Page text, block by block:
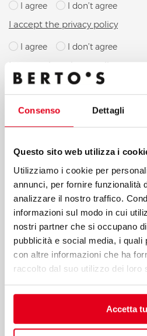
Consenso Dettagli
Questo sito web utilizza i
Utilizziamo i cookie per
annunci, per fornire funzionalità
analizzare il nostro traffico.
informazioni sul modo in cui
nostri partner che si occupano
pubblicità e social media, i quali
con altre informazioni che ha
raccolto dal suo utilizzo dei loro
Accetta
I agree I don’t agree
I accept the privacy policy
I agree I don’t agree
I accept the privacy policy
indicated in point a) of these
including possible processing
states or non-EU countries.
Berto’s S.p.A.
35020 Tribano (PD) Italy